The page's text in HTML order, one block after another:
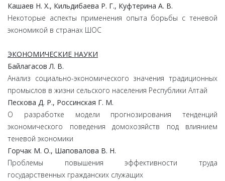
Кашаев Н. Х., Кильдибаева Р. Г., Куфтерина А. В.
Некоторые аспекты применения опыта борьбы с теневой
экономикой в странах ШОС
ЭКОНОМИЧЕСКИЕ НАУКИ
Байлагасов Л. В.
Анализ социально-экономического значения традиционных
промыслов в жизни сельского населения Республики Алтай
Пескова Д. Р., Россинская Г. М.
О разработке модели прогнозирования тенденций
экономического поведения домохозяйств под влиянием
теневой экономики
Горчак М. О., Шаповалова В. Н.
Проблемы повышения эффективности труда
государственных гражданских служащих